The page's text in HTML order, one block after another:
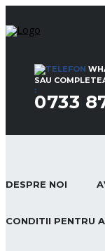
SAU
:
0733
DESPRE NOI
CONDITII PENTRU